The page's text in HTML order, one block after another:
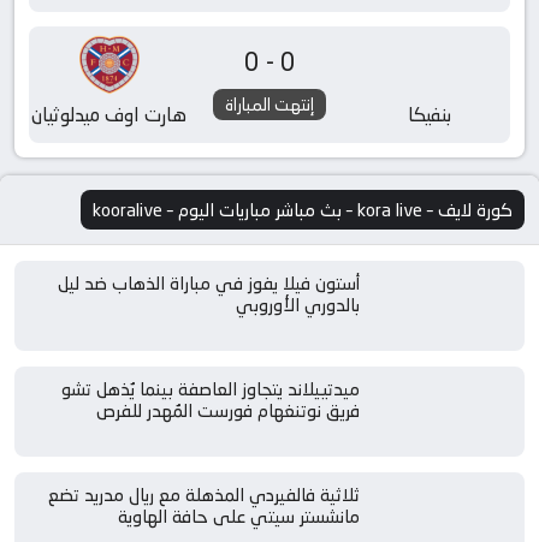
بنفيكا
0-0
إنتهت المباراة هارت اوف ميدلوثيان
كورة لايف – kora live – بث مباشر مباريات اليوم – kooralive
أستون فيلا يفوز في مباراة الذهاب ضد ليل
بالدوري الأوروبي
ميدتييلاند يتجاوز العاصفة بينما يُذهل تشو
فريق نوتنغهام فورست المُهدر للفرص
ثلاثية فالفيردي المذهلة مع ريال مدريد تضع
مانشستر سيتي على حافة الهاوية